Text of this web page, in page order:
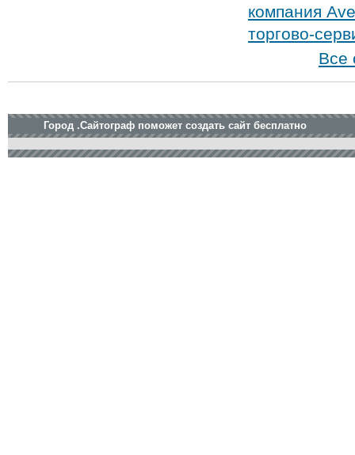
компания
торгово-
Все
Город .Сайтограф поможет создать сайт бесплатно